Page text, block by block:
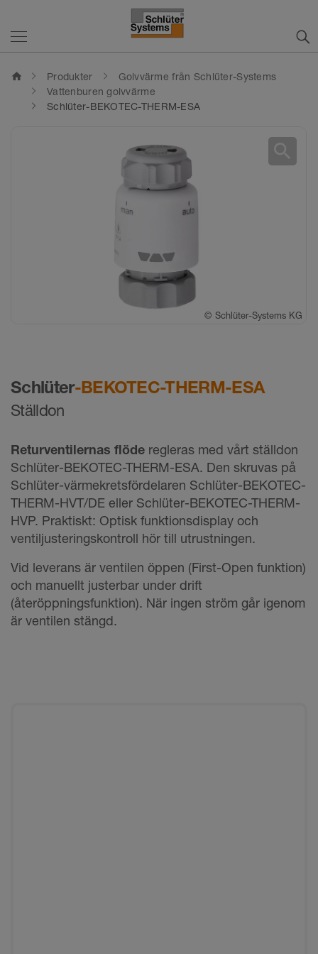
home Produkter
Golvvärme från Schlüter-Systems
Vattenburen golvvärme
Schlüter-BEKOTEC-THERM-ESA
Schlüter-BEKOTEC-THERM-ESA
Ställdon
Returventilernas flöde regleras med vårt ställdon
Schlüter-BEKOTEC-THERM-ESA. Den skruvas på
Schlüter-värmekretsfördelaren Schlüter-BEKOTEC-
THERM-HVT/DE eller Schlüter-BEKOTEC-THERM-
HVP. Praktiskt: Optisk funktionsdisplay och
ventiljusteringskontroll hör till utrustningen.
Vid leverans är ventilen öppen (First-Open funktion)
och manuellt justerbar under drift
(återöppningsfunktion). När ingen ström går igenom
är ventilen stängd.
© Schlüter-Systems KG